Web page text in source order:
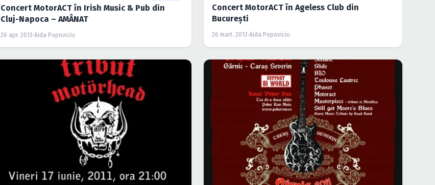
Concert MotorACT în Irish Music & Pub din
Cluj-Napoca – AMÂNAT
26 apr. 2013·Aida Popoviciu
Concert MotorACT în Ageless Club din
Bucureşti
26 mart. 2013·Aida Popoviciu